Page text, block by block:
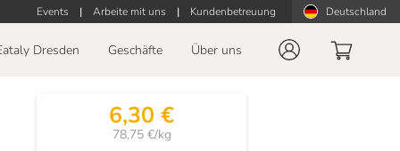
Events | Arbeite mit uns | Kundenbetreuung Deutschland
Dresden Geschäfte Über uns
6,30 €
78,75 €/kg